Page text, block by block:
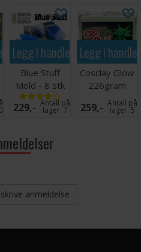
Legg i handlekurven
Blue Stuff
Mold - 8 stk
229,- Antall på
lager:7
Legg i
Cosclay Glow
226gram
Green
259,- Antall på
lager:5
anmeldelse